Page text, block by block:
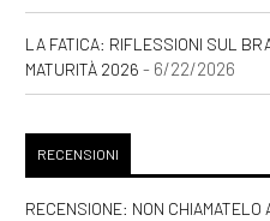
LA FATICA: RIFLESSIONI SUL
MATURITÀ 2026 - 6/22/2026
RECENSIONI
RECENSIONE: NON CHIAMATELO